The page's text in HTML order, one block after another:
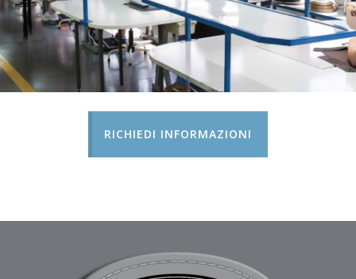
RICHIEDI INFORMAZIONI